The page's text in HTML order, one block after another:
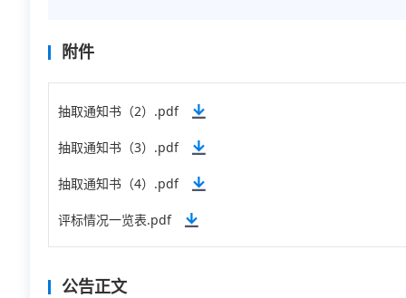
附件
抽取通知书（2）.pdf
抽取通知书（3）.pdf
抽取通知书（4）.pdf
评标情况一览表.pdf
公告正文